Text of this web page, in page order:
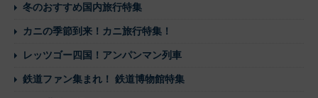
冬のおすすめ国内旅行特集
カニの季節到来！カニ旅行特集！
レッツゴー四国！アンパンマン列車
鉄道ファン集まれ！ 鉄道博物館特集